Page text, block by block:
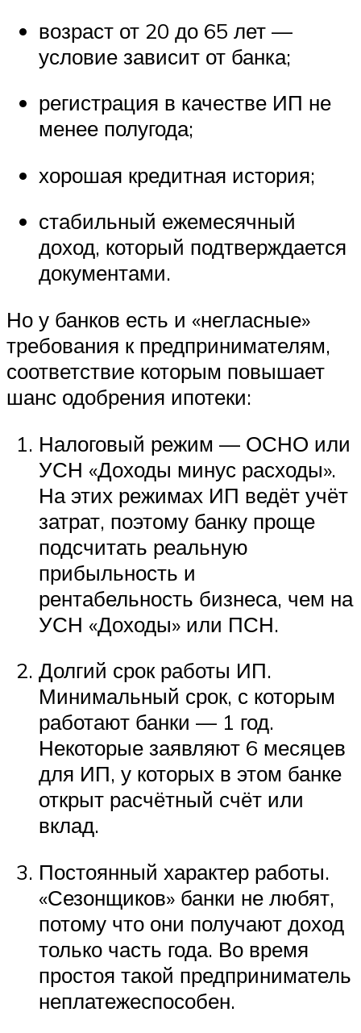
возраст от 20 до 65 лет —
условие зависит от банка;
регистрация в качестве ИП не
менее полугода;
хорошая кредитная история;
стабильный ежемесячный
доход, который подтверждается
документами.
Но у банков есть и «негласные»
требования к предпринимателям,
соответствие которым повышает
шанс одобрения ипотеки:
Налоговый режим — ОСНО или
УСН «Доходы минус расходы».
На этих режимах ИП ведёт учёт
затрат, поэтому банку проще
подсчитать реальную
прибыльность и
рентабельность бизнеса, чем на
УСН «Доходы» или ПСН.
Долгий срок работы ИП.
Минимальный срок, с которым
работают банки — 1 год.
Некоторые заявляют 6 месяцев
для ИП, у которых в этом банке
открыт расчётный счёт или
вклад.
Постоянный характер работы.
«Сезонщиков» банки не любят,
потому что они получают доход
только часть года. Во время
простоя такой предприниматель
неплатежеспособен.